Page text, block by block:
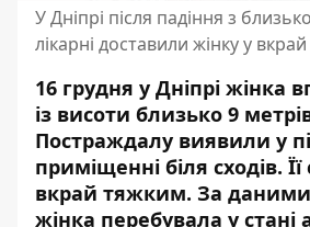
У Дніпрі після падіння з
лікарні доставили жінку у
16 грудня у Дніпрі жінка
із висоти близько 9
Постраждалу виявили у
приміщенні біля сходів.
вкрай тяжким. За даними
жінка перебувала у стані